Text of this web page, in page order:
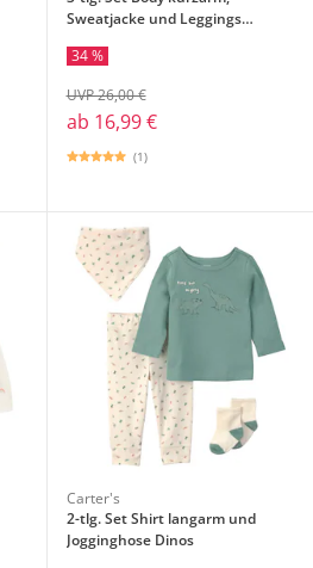
Sweatjacke und Leggings
34 %
ab 16,99 €
UVP 26,00 €
(1)
Carter's
2-tlg. Set Shirt langarm und
Jogginghose Dinos